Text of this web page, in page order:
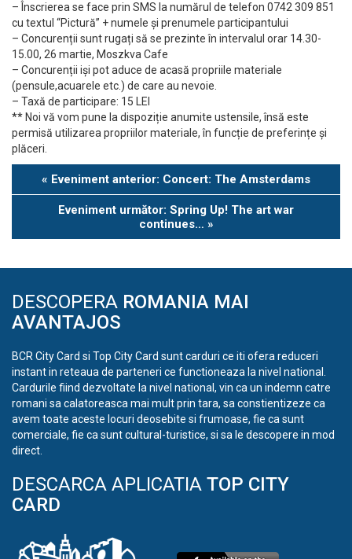
– Înscrierea se face prin SMS la numărul de telefon 0742 309 851
cu textul “Pictură” + numele și prenumele participantului
– Concurenții sunt rugați să se prezinte în intervalul orar 14.30-
15.00, 26 martie, Moszkva Cafe
– Concurenții iși pot aduce de acasă propriile materiale
(pensule,acuarele etc.) de care au nevoie.
– Taxă de participare: 15 LEI
** Noi vă vom pune la dispoziție anumite ustensile, însă este
permisă utilizarea propriilor materiale, în funcție de preferințe și
plăceri.
Eveniment
Navigation
« Eveniment anterior: Concert: The Amsterdams
Eveniment următor: Spring Up! The art war
continues… »
DESCOPERA ROMANIA MAI
AVANTAJOS
BCR City Card si Top City Card sunt carduri ce iti ofera reduceri
instant in reteaua de parteneri ce functioneaza la nivel national.
Cardurile fiind dezvoltate la nivel national, vin ca un indemn catre
romani sa calatoreasca mai mult prin tara, sa constientizeze ca
avem toate aceste locuri deosebite si frumoase, fie ca sunt
comerciale, fie ca sunt cultural-turistice, si sa le descopere in mod
direct.
DESCARCA APLICATIA TOP CITY
CARD